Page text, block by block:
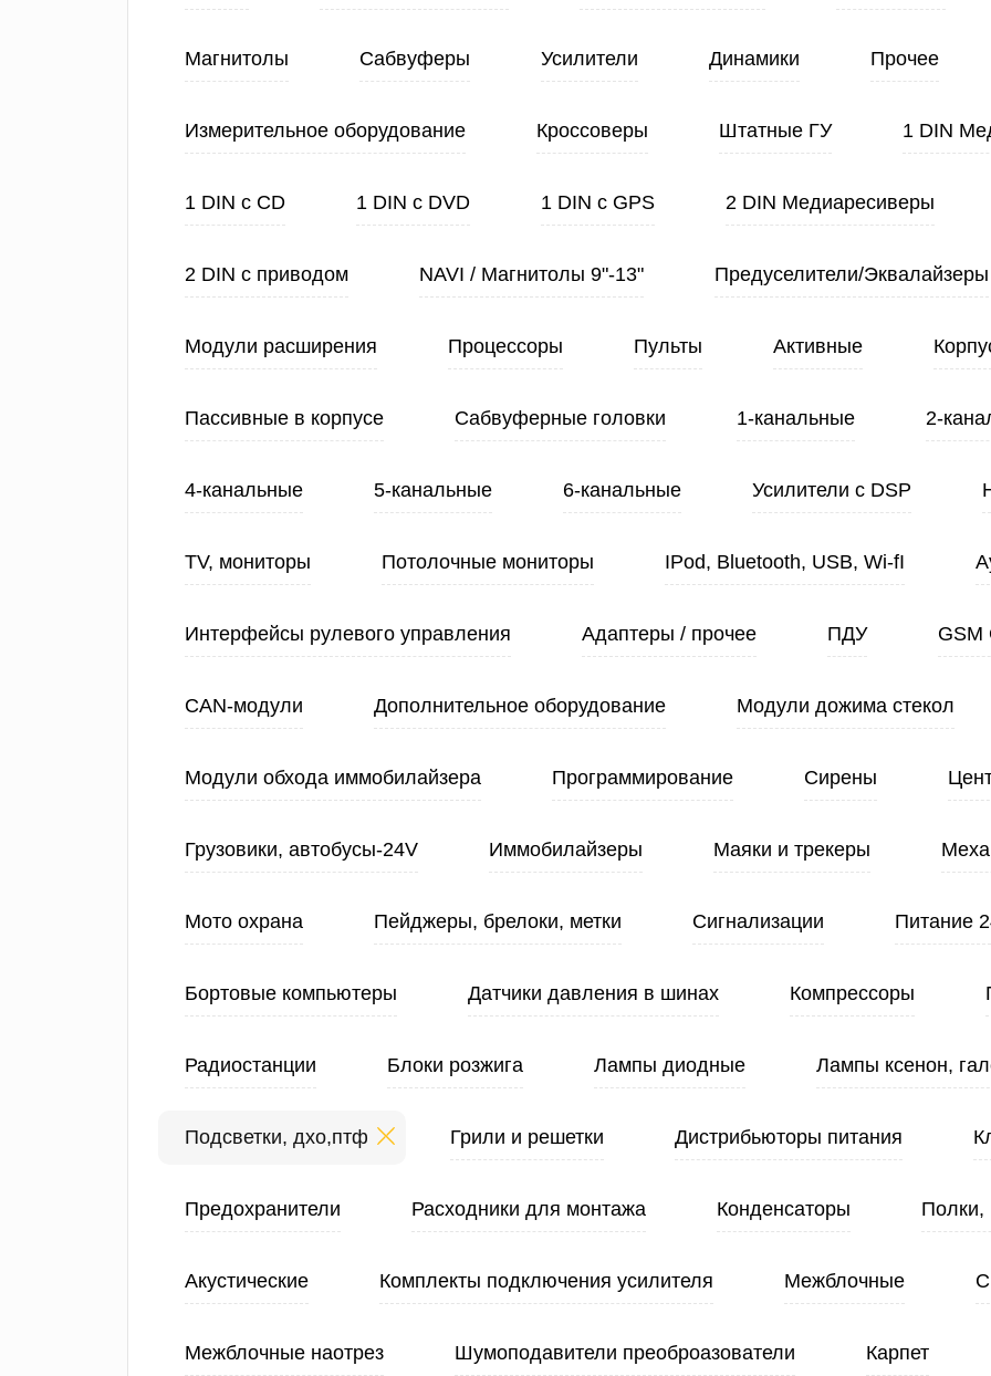
Магнитолы Сабвуферы Усилители Динамики Прочее
Измерительное оборудование Кроссоверы Штатные ГУ 1 DIN
1 DIN с CD 1 DIN с DVD 1 DIN с GPS 2 DIN Медиаресиверы
2 DIN с приводом NAVI / Магнитолы 9"-13" Предуселители/Эквалайзеры
Модули расширения Процессоры Пульты Активные
Пассивные в корпусе Сабвуферные головки 1-канальные 2-
4-канальные 5-канальные 6-канальные Усилители с DSP
TV, мониторы Потолочные мониторы IPod, Bluetooth, USB, Wi-fI
Интерфейсы рулевого управления Адаптеры / прочее ПДУ GSM
CAN-модули Дополнительное оборудование Модули дожима стекол
Модули обхода иммобилайзера Программирование Сирены
Грузовики, автобусы-24V Иммобилайзеры Маяки и трекеры
Мото охрана Пейджеры, брелоки, метки Сигнализации Питание
Бортовые компьютеры Датчики давления в шинах Компрессоры
Радиостанции Блоки розжига Лампы диодные Лампы ксенон,
Подсветки, дхо,птф Грили и решетки Дистрибьюторы питания
Предохранители Расходники для монтажа Конденсаторы Полки,
Акустические Комплекты подключения усилителя Межблочные
Межблочные наотрез Шумоподавители преоброазователи Карпет